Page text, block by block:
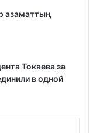
азаматтың
Токаева за
в одной